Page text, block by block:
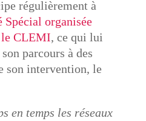
régulièrement à
Spécial organisée
le CLEMI, ce qui lui
parcours à des
son intervention, le
en temps les réseaux